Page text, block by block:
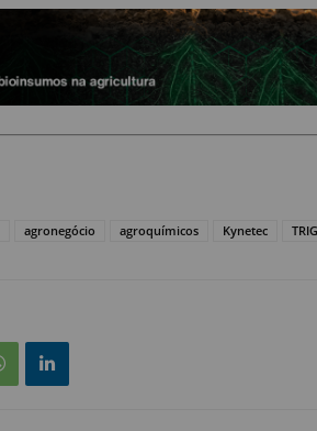
agronegócio agroquímicos Kynetec